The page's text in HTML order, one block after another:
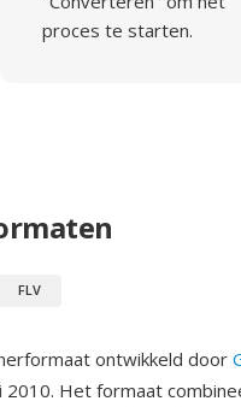
proces te starten.
FLV
ontwikkeld door
Het formaat